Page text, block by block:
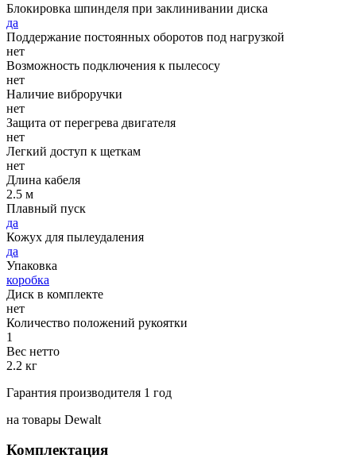
Блокировка шпинделя при заклинивании диска
да
Поддержание постоянных оборотов под нагрузкой
нет
Возможность подключения к пылесосу
нет
Наличие виброручки
нет
Защита от перегрева двигателя
нет
Легкий доступ к щеткам
нет
Длина кабеля
2.5 м
Плавный пуск
да
Кожух для пылеудаления
да
Упаковка
коробка
Диск в комплекте
нет
Количество положений рукоятки
1
Вес нетто
2.2 кг
Гарантия производителя 1 год
на товары Dewalt
Комплектация